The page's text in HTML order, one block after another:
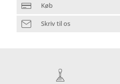
Køb
Skriv til os